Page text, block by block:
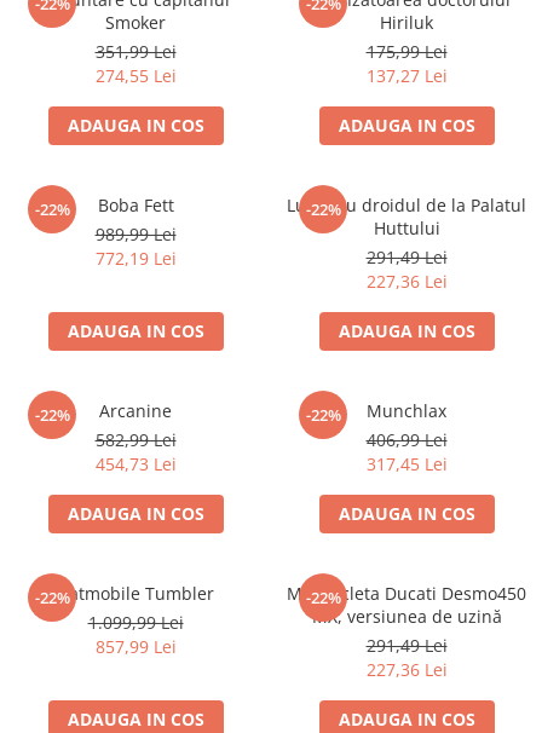
LEGO Wicked
Lampi si brelocuri cu LED
Lenjerii de pat si textile
Recipiente alimentare
Seturi emblematice
Lego Editions
Lego Pokemon
LEGO Ninjago
Smoker
351,99 Lei
274,55 Lei
ADAUGA IN COS
Hiriluk
175,99 Lei
137,27 Lei
ADAUGA IN COS
-22%
Boba Fett
989,99 Lei
772,19 Lei
ADAUGA IN COS
-22%
Lupta cu droidul de la Palatul
Huttului
291,49 Lei
227,36 Lei
ADAUGA IN COS
-22%
Arcanine
582,99 Lei
454,73 Lei
ADAUGA IN COS
-22%
Munchlax
406,99 Lei
317,45 Lei
ADAUGA IN COS
-22%Batmobile Tumbler
1.099,99 Lei
857,99 Lei
ADAUGA IN COS
-22%
Motocicleta Ducati Desmo450
MX, versiunea de uzină
291,49 Lei
227,36 Lei
ADAUGA IN COS